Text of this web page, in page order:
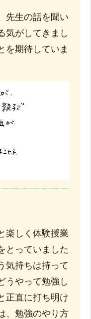
先生の話を聞い
気がしてきまし
を期待していま
楽しく体験授業
とっていました
気持ちは持って
うやって勉強し
正直に打ち明け
、勉強のやり方